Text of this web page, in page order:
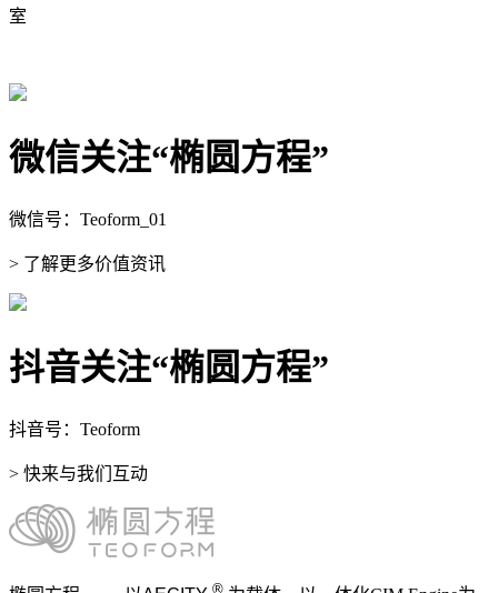
室
微信关注“椭圆方程”
微信号：Teoform_01
> 了解更多价值资讯
抖音关注“椭圆方程”
抖音号：Teoform
> 快来与我们互动
®